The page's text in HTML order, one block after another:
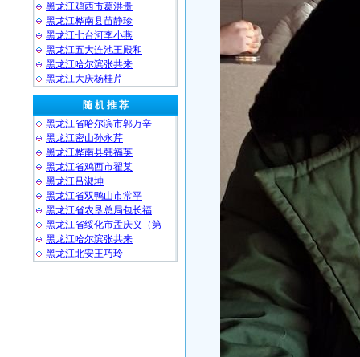
黑龙江鸡西市葛洪贵
黑龙江桦南县苗静珍
黑龙江七台河李小燕
黑龙江五大连池王殿和
黑龙江哈尔滨张共来
黑龙江大庆杨桂芹
随 机 推 荐
黑龙江省哈尔滨市郭万辛
黑龙江密山孙永芹
黑龙江桦南县韩福英
黑龙江省鸡西市翟某
黑龙江吕淑坤
黑龙江省双鸭山市常平
黑龙江省农垦总局包长福
黑龙江省绥化市孟庆义（第
黑龙江哈尔滨张共来
黑龙江北安王巧玲